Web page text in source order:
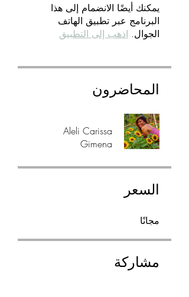
يمكنك أيضًا الانضمام إلى هذا
البرنامج عبر تطبيق الهاتف
الجوال. اذهب إلى التطبيق
المحاضرون
Aleli Carissa
Gimena
السعر
مجانًا
مشاركة